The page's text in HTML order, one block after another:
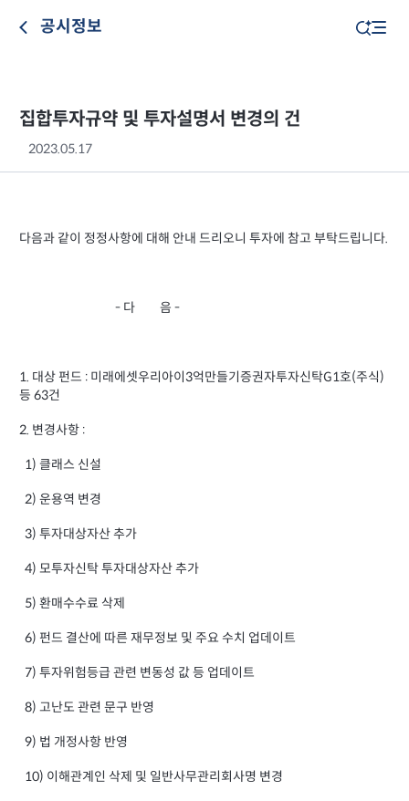
공시정보
집합투자규약 및 투자설명서 변경의 건
2023.05.17
다음과 같이 정정사항에 대해 안내 드리오니 투자에 참고 부탁드립니다.
- 다 음 -
1. 대상 펀드 : 미래에셋우리아이3억만들기증권자투자신탁G1호(주식)
등 63건
2. 변경사항 :
1) 클래스 신설
2) 운용역 변경
3) 투자대상자산 추가
4) 모투자신탁 투자대상자산 추가
5) 환매수수료 삭제
6) 펀드 결산에 따른 재무정보 및 주요 수치 업데이트
7) 투자위험등급 관련 변동성 값 등 업데이트
8) 고난도 관련 문구 반영
9) 법 개정사항 반영
10) 이해관계인 삭제 및 일반사무관리회사명 변경